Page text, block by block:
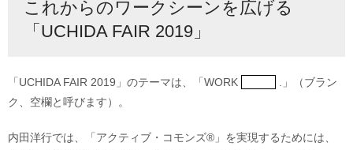
これからのワークシーンを広げる
「UCHIDA FAIR 2019」
「UCHIDA FAIR 2019」のテーマは、「WORK
.」（ブラン
ク、空欄と呼びます）。
内田洋行では、「アクティブ・コモンズ®」を実現するためには、